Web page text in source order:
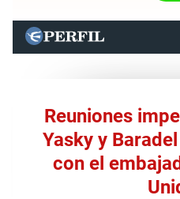
Reuniones
Yasky y
con el